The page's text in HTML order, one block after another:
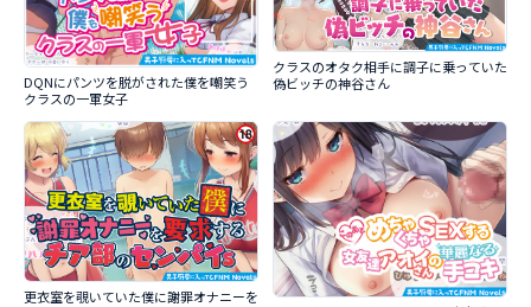
DQNにパンツを脱がされた僕を嘲笑う
クラスの一軍女子
クラスのオタク相手に調子に乗っていた
偽ビッチの神谷さん
更衣室を覗いていた僕に謝罪オナニーを